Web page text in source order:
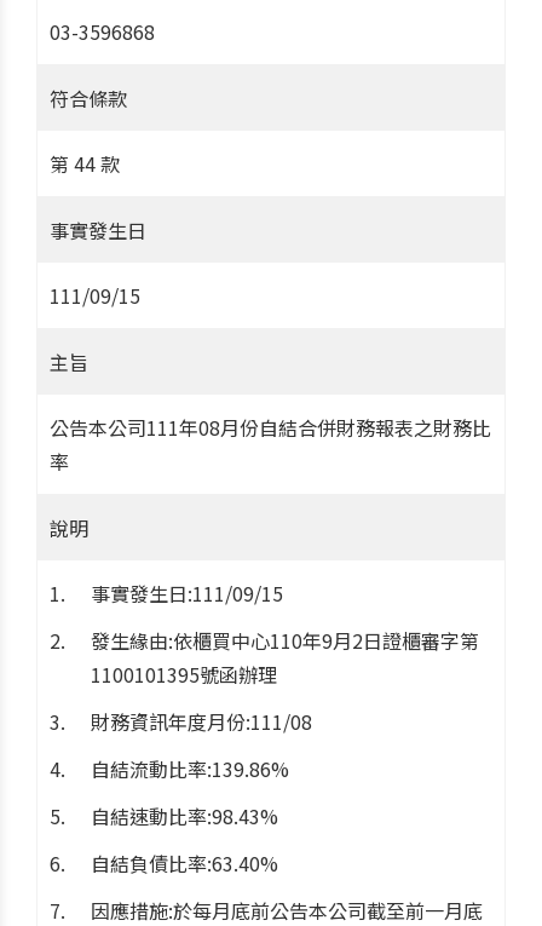
03-3596868
符合條款
第 44 款
事實發生日
111/09/15
主旨
公告本公司111年08月份自結合併財務報表之財務比
率
說明
事實發生日:111/09/15
發生緣由:依櫃買中心110年9月2日證櫃審字第
1100101395號函辦理
財務資訊年度月份:111/08
自結流動比率:139.86%
自結速動比率:98.43%
自結負債比率:63.40%
因應措施:於每月底前公告本公司截至前一月底